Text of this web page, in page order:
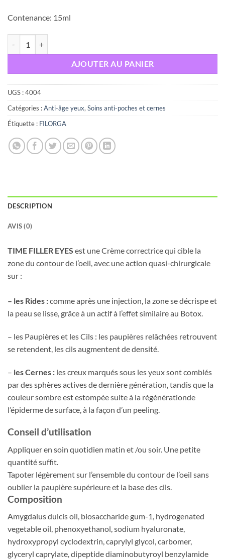
Contenance: 15ml
AJOUTER AU PANIER
UGS :4004
Catégories :Anti-âge yeux, Soins anti-poches et cernes
Étiquette : FILORGA
DESCRIPTION
AVIS (0)
TIME FILLER EYES est une Crème correctrice qui cible la
zone du contour de l’oeil, avec une action quasi-chirurgicale
sur :
– les Rides :comme après une injection, la zone se décrispe et
la peau se lisse, grâce à un actif à l’effet similaire au Botox.
– les Paupières et les Cils : les paupières relâchées retrouvent
se retendent, les cils augmentent de densité.
– les Cernes : les creux marqués sous les yeux sont comblés
par des sphères actives de dernière génération, tandis que la
couleur sombre est estompée suite à la régénérationde
l’épiderme de surface, à la façon d’un peeling.
Conseil d’utilisation
Appliquer en soin quotidien matin et /ou soir. Une petite
quantité suffit.
Tapoter légèrement sur l’ensemble du contour de l’oeil sans
oublier la paupière supérieure et la base des cils.
Composition
Amygdalus dulcis oil, biosaccharide gum-1, hydrogenated
vegetable oil, phenoxyethanol, sodium hyaluronate,
hydroxypropyl cyclodextrin, caprylyl glycol, carbomer,
glyceryl caprylate, dipeptide diaminobutyroyl benzylamide